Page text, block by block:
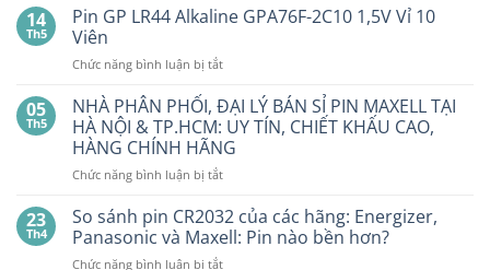
Dung
Lượng
Bao
Mua
con
thỏ
giá
rẻ
ở
đâu
Ô
PIN
NGỜ?
PIN
MAXELL
CR2032S Cao
cấp
14
Th5
Pin GP LR44 Alkaline GPA76F-2C10 1,5V Vỉ 10
Viên
Chức năng bình luận bị tắtở
GP
LR44
Alkaline
GPA76F-
2C10
Vỉ
10
Viên
05
Th5
NHÀ PHÂN PHỐI, ĐẠI LÝ BÁN SỈ PIN MAXELL TẠI
HÀ NỘI & TP.HCM: UY TÍN, CHIẾT KHẤU CAO,
HÀNG CHÍNH HÃNG
Chức năng bình luận bị tắtở
PHÂN
PHỐI,
ĐẠI
LÝ
23
Th4
So sánh pin CR2032 của các hãng: Energizer,
Panasonic và Maxell: Pin nào bền hơn?
Chức năng bình luận bị tắtở